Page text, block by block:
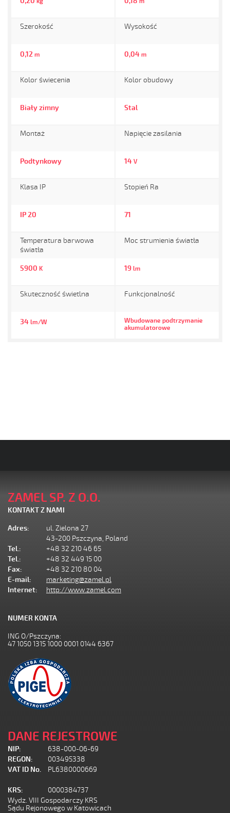
Szerokość
0,12 m
Wysokość
0,04 m
Kolor świecenia
Biały zimny
Kolor obudowy
Stal
Montaż
Podtynkowy
Napięcie zasilania
14 V
Klasa IP
IP 20
Stopień Ra
71
Temperatura barwowa
światła
5900 K
Moc strumienia światła
19 lm
Skuteczność świetlna
34 lm/W
Funkcjonalność
Wbudowane podtrzymanie
akumulatorowe
ZAMEL SP. Z O.O.
KONTAKT Z NAMI
Adres:
ul. Zielona 27
43-200 Pszczyna, Poland
Tel.:
+48 32 210 46 65
Tel.:
+48 32 449 15 00
Fax:
+48 32 210 80 04
E-mail:
marketing@zamel.pl
Internet:
http://www.zamel.com
NUMER KONTA
ING O/Pszczyna:
47 1050 1315 1000 0001 0144 6367
DANE REJESTROWE
NIP:
638-000-06-69
REGON:
003495338
VAT ID No.
PL6380000669
KRS:
0000384737
Wydz. VIII Gospodarczy KRS
Sądu Rejonowego w Katowicach